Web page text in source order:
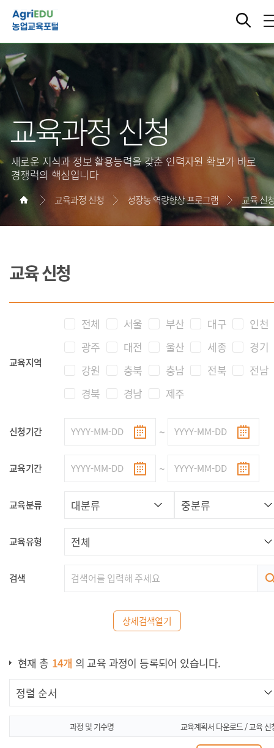
교육과정 신청
새로운 지식과 정보 활용능력을 갖춘 인력자원 확보가 바로
경쟁력의 핵심입니다
교육과정 신청 성장농 역량향상 프로그램 교육 신
교육 신청
교육지역
전체 서울 부산 대구
인천
광주
대전 울산 세종
경기
강원
충북 충남 전북
전남
경북
경남 제주
신청기간 ~
교육기간 ~
교육분류
교육유형
검색
상세검색열기
현재 총 14개 의 교육 과정이 등록되어 있습니다.
과정 및 기수명 교육계획서 다운로드 / 교육 신